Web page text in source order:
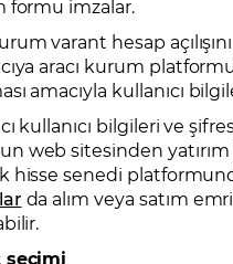
formu imzalar.
varant hesap
aracı kurum
amacıyla kullanıcı
kullanıcı bilgileri ve
web sitesinden yatırım
hisse senedi
da alım veya satım
seçimi